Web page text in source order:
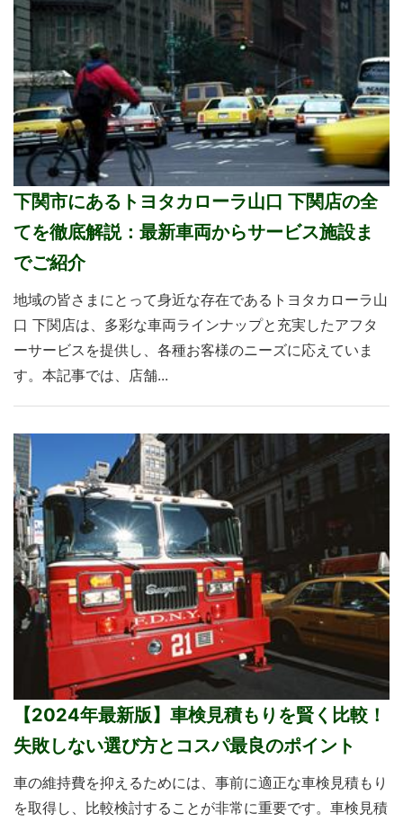
下関市にあるトヨタカローラ山口 下関店の全
てを徹底解説：最新車両からサービス施設ま
でご紹介
地域の皆さまにとって身近な存在であるトヨタカローラ山
口 下関店は、多彩な車両ラインナップと充実したアフタ
ーサービスを提供し、各種お客様のニーズに応えていま
す。本記事では、店舗...
【2024年最新版】車検見積もりを賢く比較！
失敗しない選び方とコスパ最良のポイント
車の維持費を抑えるためには、事前に適正な車検見積もり
を取得し、比較検討することが非常に重要です。車検見積